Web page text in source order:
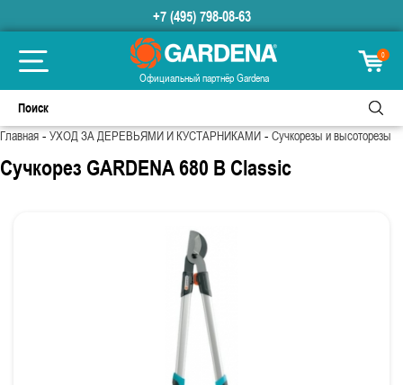
+7 (495) 798-08-63
Официальный партнёр Gardena
0
Главная-УХОД ЗА ДЕРЕВЬЯМИ И КУСТАРНИКАМИ-Сучкорезы и высоторезы
Сучкорез GARDENA 680 B Classic